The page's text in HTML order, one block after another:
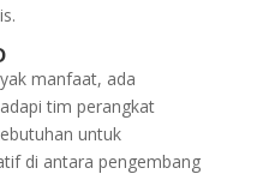
manfaat, ada
tim perangkat
untuk
di antara pengembang